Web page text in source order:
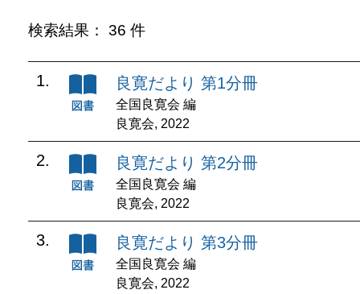
検索結果： 36 件
1. 良寛だより 第1分冊
全国良寛会 編
良寛会, 2022
2. 良寛だより 第2分冊
全国良寛会 編
良寛会, 2022
3. 良寛だより 第3分冊
全国良寛会 編
良寛会, 2022